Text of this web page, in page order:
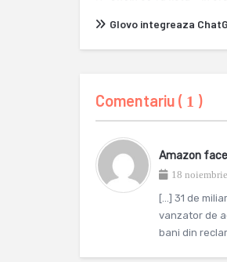
Glovo integreaza
Comentariu ( 1 )
Amazon
18
[…] 31 de
vanzator de
bani din